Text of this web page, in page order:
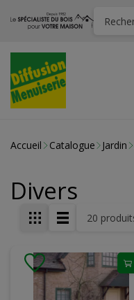
Accueil Catalogue Jardin
Divers